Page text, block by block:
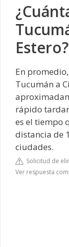
Estero?
En
Tucumán a
rápido
es el tiempo
distancia de
ciudades.
Solicitud de
Ver respuesta